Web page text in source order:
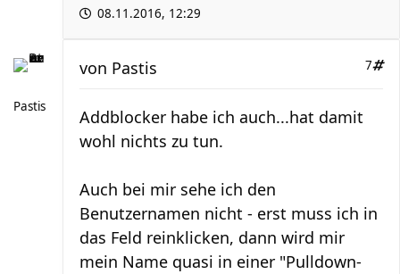
08.11.2016, 12:29
Pastis
7
von Pastis
Addblocker habe ich auch...hat damit
wohl nichts zu tun.
Auch bei mir sehe ich den
Benutzernamen nicht - erst muss ich in
das Feld reinklicken, dann wird mir
mein Name quasi in einer "Pulldown-